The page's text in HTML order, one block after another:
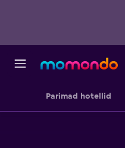
Parimad hotellid